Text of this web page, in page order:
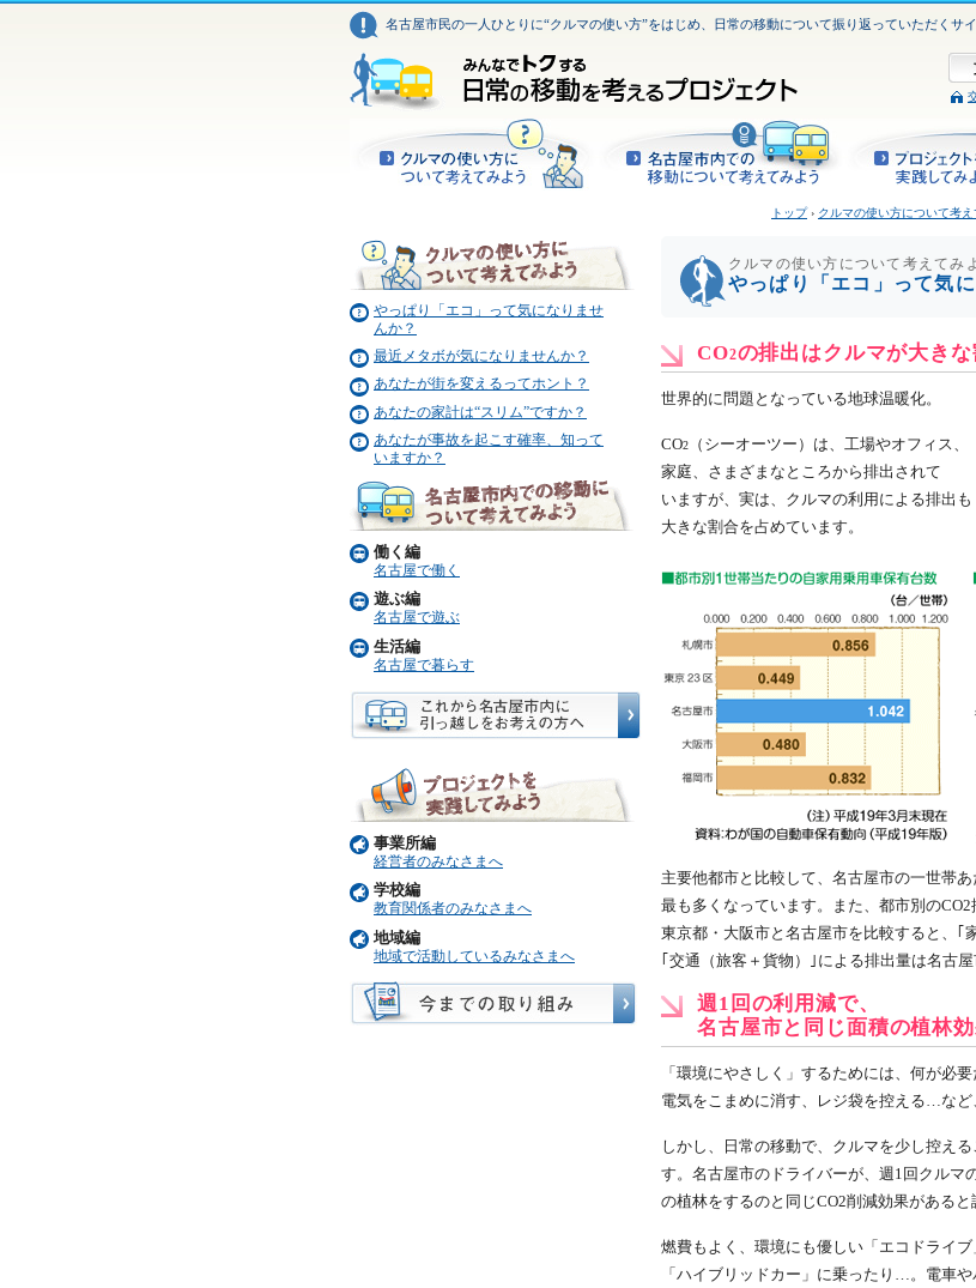
名古屋市民の一人ひとりに“クルマの使い方”をはじめ、日常の移動について振り返っていただくサ
トップ› クルマの使い方について考え
やっぱり「エコ」って気になりませ
んか？
最近メタボが気になりませんか？
あなたが街を変えるってホント？
あなたの家計は“スリム”ですか？
あなたが事故を起こす確率、知って
いますか？
働く編
名古屋で働く
遊ぶ編
名古屋で遊ぶ
生活編
名古屋で暮らす
事業所編
経営者のみなさまへ
学校編
教育関係者のみなさまへ
地域編
地域で活動しているみなさまへ
クルマの使い方について考えてみ
やっぱり「エコ」って気
CO2の排出はクルマが大きな
世界的に問題となっている地球温暖化。
CO2
（シーオーツー）は、工場やオフィス、
家庭、さまざまなところから排出されて
いますが、実は、クルマの利用による排出も
大きな割合を占めています。
主要他都市と比較して、名古屋市の一世帯あ
最も多くなっています。また、都市別のCO2
東京都・大阪市と名古屋市を比較すると、｢
｢交通（旅客＋貨物）｣による排出量は名古屋
週1回の利用減で、
名古屋市と同じ面積の植林
「環境にやさしく」するためには、何が必
電気をこまめに消す、レジ袋を控える…など
しかし、日常の移動で、クルマを少し控え
す。名古屋市のドライバーが、週1回クルマ
の植林をするのと同じCO2削減効果があると
燃費もよく、環境にも優しい「エコドライブ
「ハイブリッドカー」に乗ったり…。電車